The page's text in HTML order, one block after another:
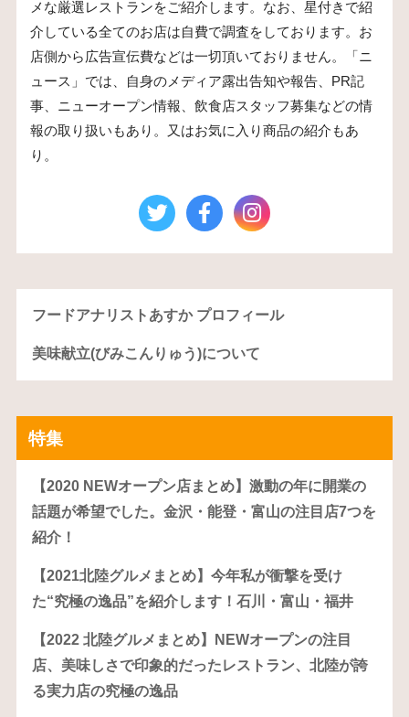
メな厳選レストランをご紹介します。なお、星付きで紹
介している全てのお店は自費で調査をしております。お
店側から広告宣伝費などは一切頂いておりません。「ニ
ュース」では、自身のメディア露出告知や報告、PR記
事、ニューオープン情報、飲食店スタッフ募集などの情
報の取り扱いもあり。又はお気に入り商品の紹介もあ
り。
フードアナリストあすか プロフィール
美味献立(びみこんりゅう)について
特集
【2020 NEWオープン店まとめ】激動の年に開業の
話題が希望でした。金沢・能登・富山の注目店7つを
紹介！
【2021北陸グルメまとめ】今年私が衝撃を受け
た“究極の逸品”を紹介します！石川・富山・福井
【2022 北陸グルメまとめ】NEWオープンの注目
店、美味しさで印象的だったレストラン、北陸が誇
る実力店の究極の逸品